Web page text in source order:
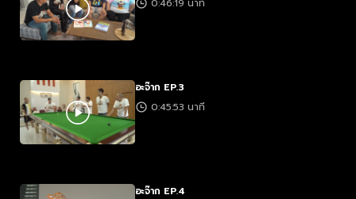
0:46:19 นาที
อะจ๊าก EP.3
0:45:53 นาที
อะจ๊าก EP.4